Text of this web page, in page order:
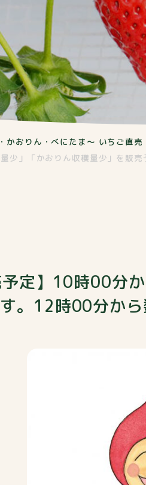
かおりん・べにたま～ いちご直
少」「かおりん収穫量少」を販
定】10時00分
。12時00分か